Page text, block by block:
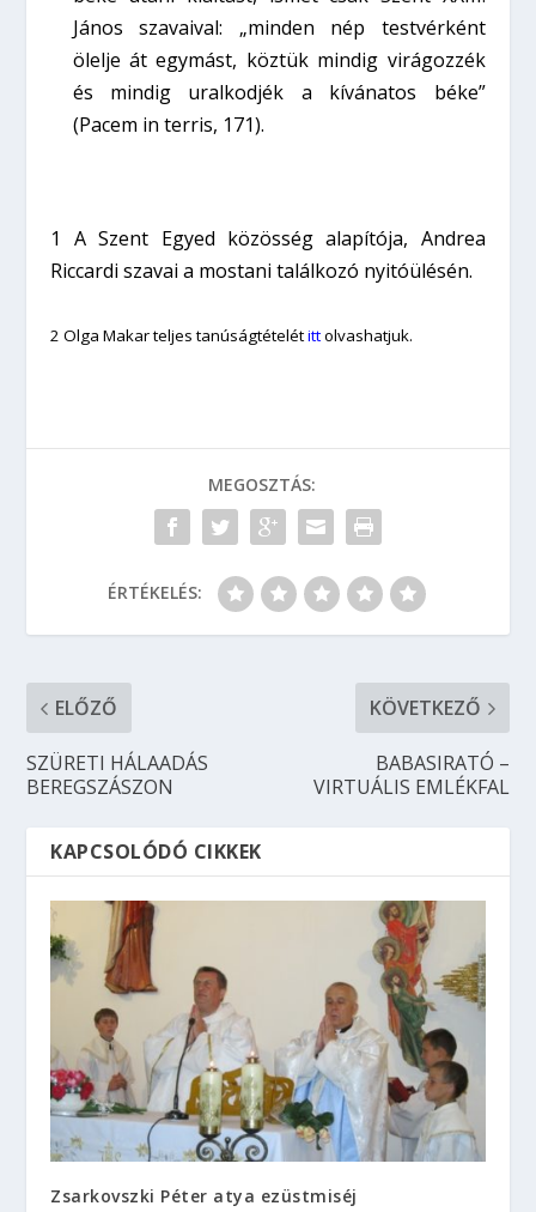
János szavaival: „minden nép testvérként
ölelje át egymást, köztük mindig virágozzék
és mindig uralkodjék a kívánatos béke”
(Pacem in terris, 171).
1
A Szent Egyed közösség alapítója, Andrea
Riccardi szavai a mostani találkozó nyitóülésén.
2Olga Makar teljes tanúságtételétittolvashatjuk.
MEGOSZTÁS:
ÉRTÉKELÉS:
ELŐZŐ
SZÜRETI HÁLAADÁS
BEREGSZÁSZON
KÖVETKEZŐ
BABASIRATÓ –
VIRTUÁLIS EMLÉKFAL
KAPCSOLÓDÓ CIKKEK
Zsarkovszki Péter atya ezüstmiséj